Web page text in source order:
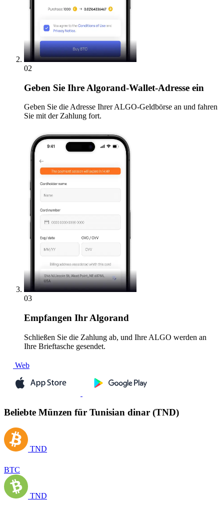
02
Geben Sie Ihre Algorand-Wallet-Adresse ein
Geben Sie die Adresse Ihrer ALGO-Geldbörse an und fahren
Sie mit der Zahlung fort.
03
Empfangen Ihr Algorand
Schließen Sie die Zahlung ab, und Ihre ALGO werden an
Ihre Brieftasche gesendet.
Web
Beliebte Münzen für Tunisian dinar (TND)
TND
BTC
TND